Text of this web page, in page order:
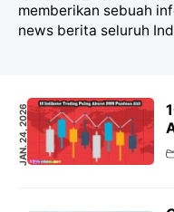
memberikan sebuah
news berita seluruh
JAN. 24, 2026